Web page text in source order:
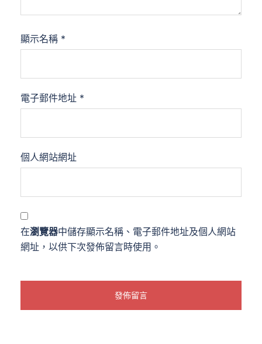
顯示名稱 *
電子郵件地址 *
個人網站網址
在瀏覽器中儲存顯示名稱、電子郵件地址及個人網站
網址，以供下次發佈留言時使用。